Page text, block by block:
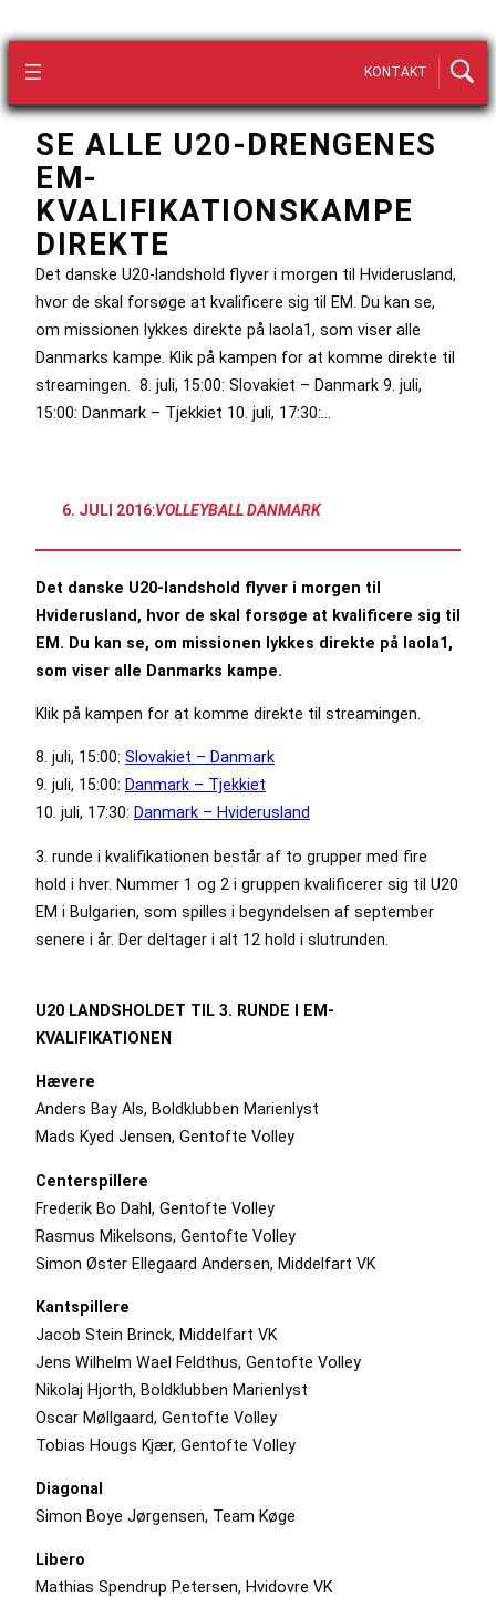
KONTAKT
SE ALLE U20-DRENGENES
EM-
KVALIFIKATIONSKAMPE
DIREKTE
Det danske U20-landshold flyver i morgen til Hviderusland,
hvor de skal forsøge at kvalificere sig til EM. Du kan se,
om missionen lykkes direkte på laola1, som viser alle
Danmarks kampe. Klik på kampen for at komme direkte til
streamingen. 8. juli, 15:00: Slovakiet – Danmark 9. juli,
15:00: Danmark – Tjekkiet 10. juli, 17:30:…
6. JULI 2016:VOLLEYBALL DANMARK
Det danske U20-landshold flyver i morgen til
Hviderusland, hvor de skal forsøge at kvalificere sig til
EM. Du kan se, om missionen lykkes direkte på laola1,
som viser alle Danmarks kampe.
Klik på kampen for at komme direkte til streamingen.
8. juli, 15:00: Slovakiet – Danmark
9. juli, 15:00: Danmark – Tjekkiet
10. juli, 17:30: Danmark – Hviderusland
3. runde i kvalifikationen består af to grupper med fire
hold i hver. Nummer 1 og 2 i gruppen kvalificerer sig til U20
EM i Bulgarien, som spilles i begyndelsen af september
senere i år. Der deltager i alt 12 hold i slutrunden.
U20 LANDSHOLDET TIL 3. RUNDE I EM-
KVALIFIKATIONEN
Hævere
Anders Bay Als, Boldklubben Marienlyst
Mads Kyed Jensen, Gentofte Volley
Centerspillere
Frederik Bo Dahl, Gentofte Volley
Rasmus Mikelsons, Gentofte Volley
Simon Øster Ellegaard Andersen, Middelfart VK
Kantspillere
Jacob Stein Brinck, Middelfart VK
Jens Wilhelm Wael Feldthus, Gentofte Volley
Nikolaj Hjorth, Boldklubben Marienlyst
Oscar Møllgaard, Gentofte Volley
Tobias Hougs Kjær, Gentofte Volley
Diagonal
Simon Boye Jørgensen, Team Køge
Libero
Mathias Spendrup Petersen, Hvidovre VK